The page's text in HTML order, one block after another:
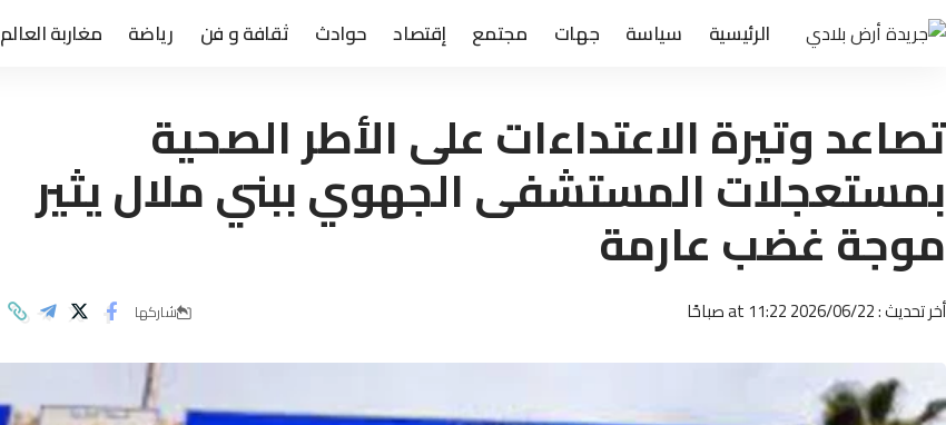
الرئيسية سياسة جهات مجتمع إقتصاد حوادث ثقافة و فن رياضة مغاربة العالم
تصاعد وتيرة الاعتداءات على الأطر الصحية
بمستعجلات المستشفى الجهوي ببني ملال يثير
موجة غضب عارمة
أخر تحديث : 2026/06/22 at 11:22 صباحًا شاركها